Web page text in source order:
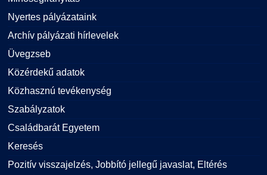
Nyertes pályázataink
Archív pályázati hírlevelek
Üvegzseb
Közérdekű adatok
Közhasznú tevékenység
Szabályzatok
Családbarát Egyetem
Keresés
Pozitív visszajelzés, Jobbító jellegű javaslat, Eltérés